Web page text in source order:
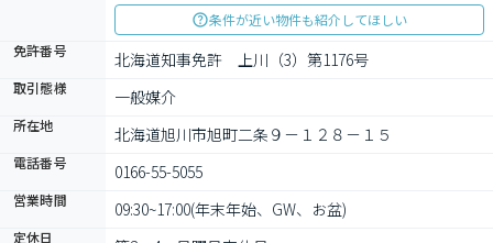
条件が近い物件も紹介してほしい
免許番号
北海道知事免許　上川（3）第1176号
取引態様 一般媒介
所在地 北海道旭川市旭町二条９－１２８－１５
電話番号 0166-55-5055
営業時間 09:30~17:00(年末年始、GW、お盆)
定休日